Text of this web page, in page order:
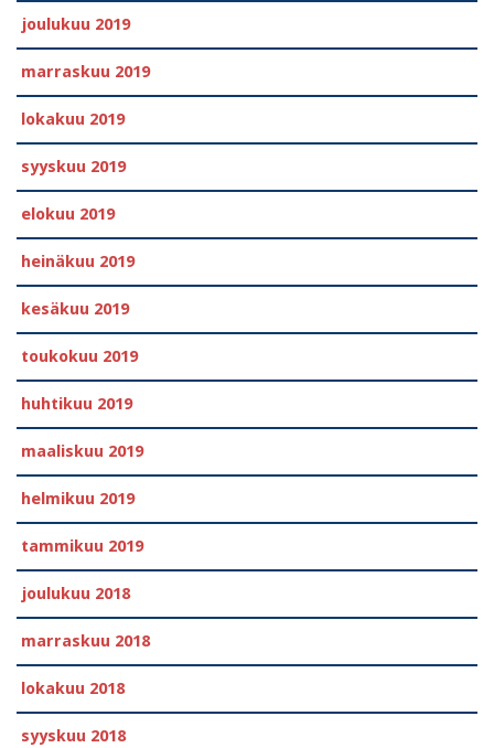
joulukuu 2019
marraskuu 2019
lokakuu 2019
syyskuu 2019
elokuu 2019
heinäkuu 2019
kesäkuu 2019
toukokuu 2019
huhtikuu 2019
maaliskuu 2019
helmikuu 2019
tammikuu 2019
joulukuu 2018
marraskuu 2018
lokakuu 2018
syyskuu 2018